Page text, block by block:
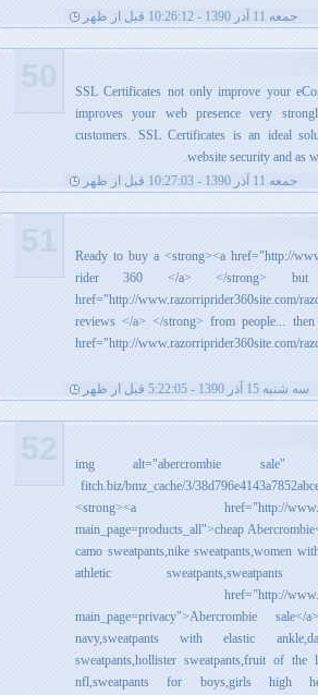
جمعه 11 آذر 1390 - 10:26:12 قبل از ظهر
SSL Certificates not only improve your
improves your web presence very
customers. SSL Certificates is an ideal
website security and as
جمعه 11 آذر 1390 - 10:27:03 قبل از ظهر
Ready to buy a <strong><a href="http://
rider 360 </a> </strong>
href="http://www.razorriprider360site.com/
reviews </a> </strong> from people...
href="http://www.razorriprider360site.com/
سه شنبه 15 آذر 1390 - 5:22:05 قبل از ظهر
<img alt="abercrombie sale"
fitch.biz/bmz_cache/3/
<strong><a href="http://
main_page=products_all">cheap
camo sweatpants,nike sweatpants,women
athletic
href="http://
main_page=privacy">Abercrombie
navy,sweatpants with elastic
sweatpants,hollister sweatpants,fruit of the
nfl,sweatpants for boys,girls high